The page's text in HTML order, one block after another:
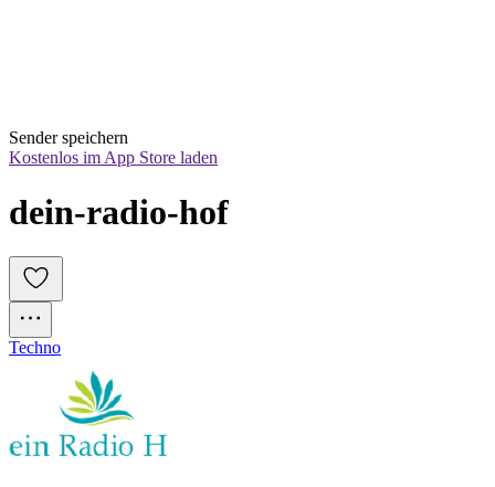
Sender speichern
Kostenlos im App Store laden
dein-radio-hof
Techno